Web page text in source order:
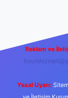
Reklam ve
Yasal Uyarı: